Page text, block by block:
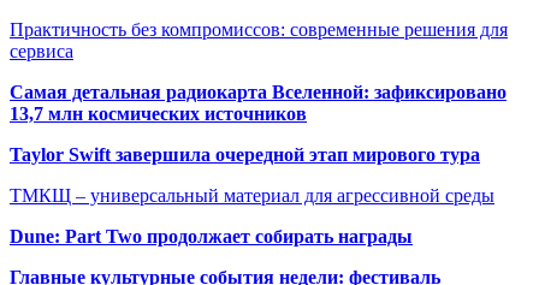
Практичность без компромиссов: современные решения для
сервиса
Самая детальная радиокарта Вселенной: зафиксировано
13,7 млн космических источников
Taylor Swift завершила очередной этап мирового тура
ТМКЩ – универсальный материал для агрессивной среды
Dune: Part Two продолжает собирать награды
Главные культурные события недели: фестиваль